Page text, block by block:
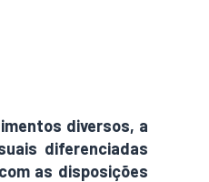
diversos, a
diferenciadas
as disposições